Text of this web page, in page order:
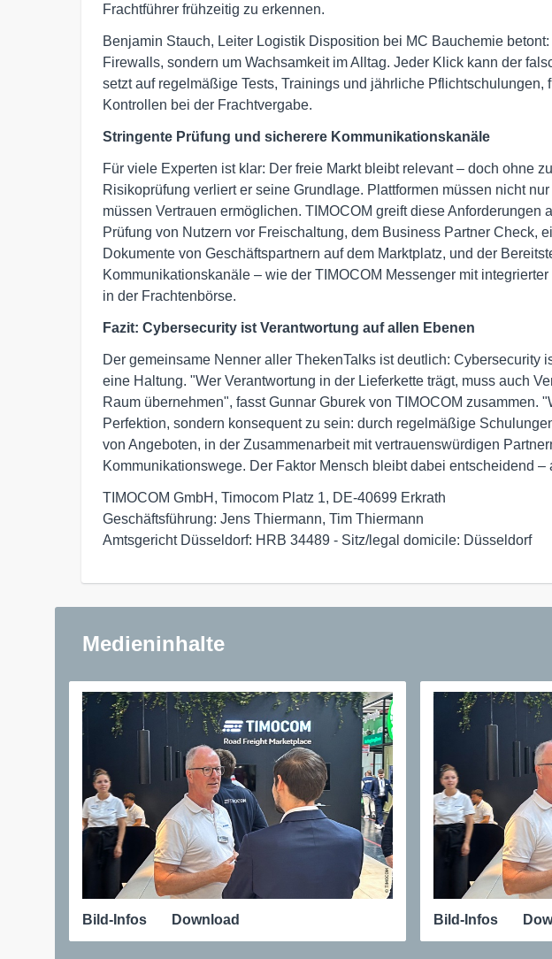
Frachtführer frühzeitig zu erkennen.
Benjamin Stauch, Leiter Logistik Disposition bei MC Bauchemie betont:
Firewalls, sondern um Wachsamkeit im Alltag. Jeder Klick kann der
setzt auf regelmäßige Tests, Trainings und jährliche Pflichtschulungen,
Kontrollen bei der Frachtvergabe.
Stringente Prüfung und sicherere Kommunikationskanäle
Für viele Experten ist klar: Der freie Markt bleibt relevant – doch ohne
Risikoprüfung verliert er seine Grundlage. Plattformen müssen nicht
müssen Vertrauen ermöglichen. TIMOCOM greift diese Anforderungen
Prüfung von Nutzern vor Freischaltung, dem Business Partner Check,
Dokumente von Geschäftspartnern auf dem Marktplatz, und der
Kommunikationskanäle – wie der TIMOCOM Messenger mit
in der Frachtenbörse.
Fazit: Cybersecurity ist Verantwortung auf allen Ebenen
Der gemeinsame Nenner aller ThekenTalks ist deutlich: Cybersecurity
eine Haltung. "Wer Verantwortung in der Lieferkette trägt, muss auch
Raum übernehmen", fasst Gunnar Gburek von TIMOCOM zusammen.
Perfektion, sondern konsequent zu sein: durch regelmäßige
von Angeboten, in der Zusammenarbeit mit vertrauenswürdigen
Kommunikationswege. Der Faktor Mensch bleibt dabei entscheidend
TIMOCOM GmbH, Timocom Platz 1, DE-40699 Erkrath
Geschäftsführung: Jens Thiermann, Tim Thiermann
Amtsgericht Düsseldorf: HRB 34489 - Sitz/legal domicile: Düsseldorf
Medieninhalte
Bild-Infos Download Bild-Infos